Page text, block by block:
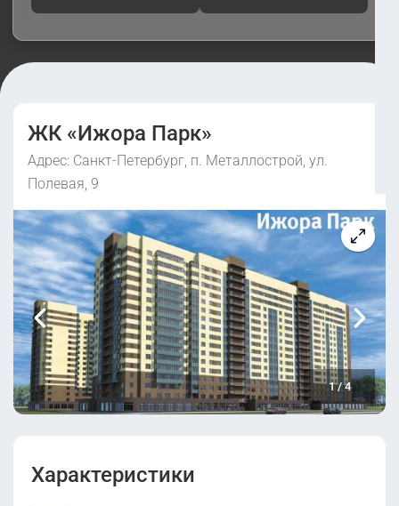
ЖК «Ижора Парк»
Адрес: Санкт-Петербург, п. Металлострой, ул.
Полевая, 9
1/4
Характеристики